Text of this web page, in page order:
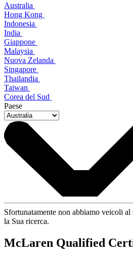
Australia
Hong Kong
Indonesia
India
Giappone
Malaysia
Nuova Zelanda
Singapore
Thailandia
Taiwan
Corea del Sud
Paese
Sfortunatamente non abbiamo veicoli
la Sua ricerca.
McLaren Qualified